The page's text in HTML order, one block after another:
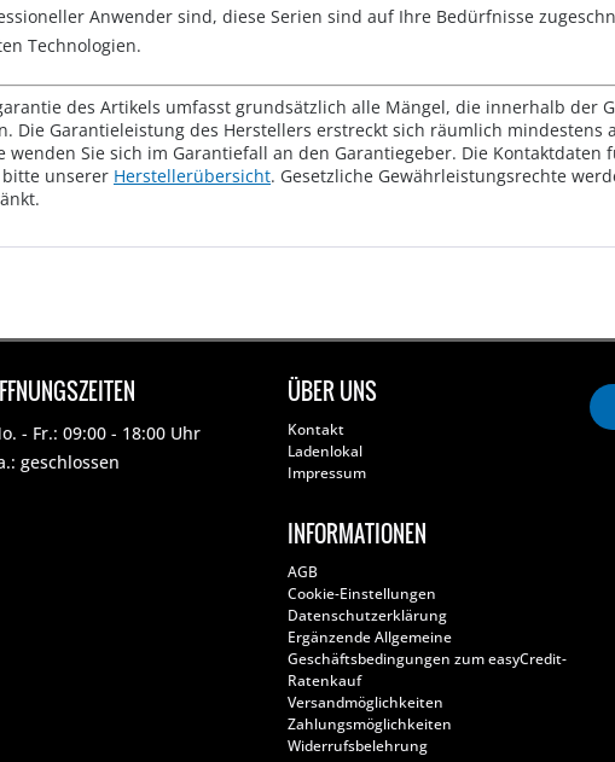
Anwender sind, diese Serien sind auf Ihre Bedürfnisse
Technologien.
des Artikels umfasst grundsätzlich alle Mängel, die innerhalb der
Die Garantieleistung des Herstellers erstreckt sich räumlich mindestens
Sie sich im Garantiefall an den Garantiegeber. Die Kontaktdaten
unserer Herstellerübersicht. Gesetzliche Gewährleistungsrechte
- Fr.: 09:00 - 18:00 Uhr
geschlossen
ÜBER UNS
Kontakt
Ladenlokal
Impressum
INFORMATIONEN
AGB
Cookie-Einstellungen
Datenschutzerklärung
Ergänzende Allgemeine
Geschäftsbedingungen zum easyCredit-
Ratenkauf
Versandmöglichkeiten
Zahlungsmöglichkeiten
Widerrufsbelehrung